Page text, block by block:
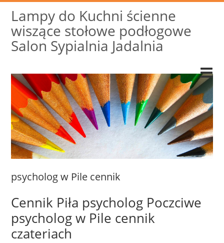
Lampy do Kuchni ścienne
wiszące stołowe podłogowe
Salon Sypialnia Jadalnia
psycholog w Pile cennik
Cennik Piła psycholog Poczciwe
psycholog w Pile cennik
czateriach